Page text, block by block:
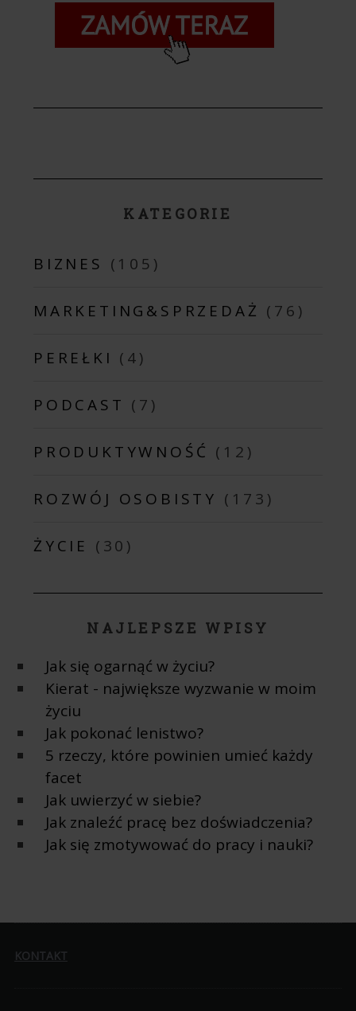
KATEGORIE
BIZNES (105)
MARKETING&SPRZEDAŻ (76)
PEREŁKI (4)
PODCAST (7)
PRODUKTYWNOŚĆ (12)
ROZWÓJ OSOBISTY (173)
ŻYCIE (30)
NAJLEPSZE WPISY
Jak się ogarnąć w życiu?
Kierat - największe wyzwanie w moim
życiu
Jak pokonać lenistwo?
5 rzeczy, które powinien umieć każdy
facet
Jak uwierzyć w siebie?
Jak znaleźć pracę bez doświadczenia?
Jak się zmotywować do pracy i nauki?
KONTAKT